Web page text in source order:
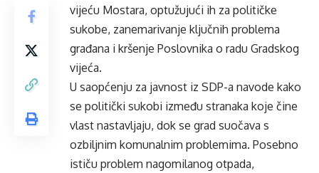
vijeću Mostara, optužujući ih za političke
sukobe, zanemarivanje ključnih problema
građana i kršenje Poslovnika o radu Gradskog
vijeća.
U saopćenju za javnost iz SDP-a navode kako
se politički sukobi između stranaka koje čine
vlast nastavljaju, dok se grad suočava s
ozbiljnim komunalnim problemima. Posebno
ističu problem nagomilanog otpada,